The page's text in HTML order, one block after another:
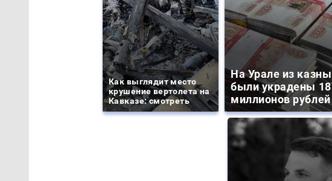
Как выглядит место
крушение вертолета на
Кавказе: смотреть
На Урале из казны
были украдены 18
миллионов рублей